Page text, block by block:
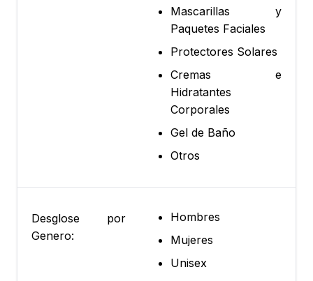
Mascarillas y
Paquetes Faciales
Protectores Solares
Cremas e
Hidratantes
Corporales
Gel de Baño
Otros
Desglose por
Genero:
Hombres
Mujeres
Unisex